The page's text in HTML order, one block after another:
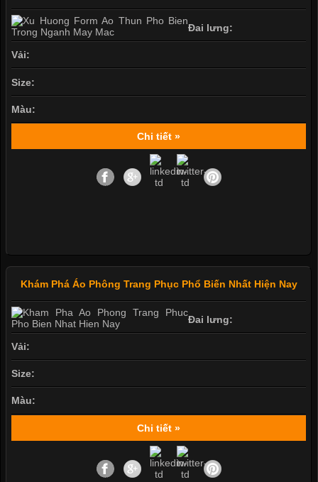
Đai lưng:
Vải:
Size:
Màu:
Chi tiết »
Khám Phá Áo Phông Trang Phục Phổ Biến Nhất Hiện Nay
Đai lưng:
Vải:
Size:
Màu:
Chi tiết »